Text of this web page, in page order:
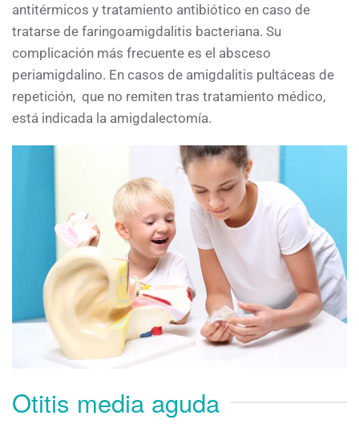
antitérmicos y tratamiento antibiótico en caso de
tratarse de faringoamigdalitis bacteriana. Su
complicación más frecuente es el absceso
periamigdalino. En casos de amigdalitis pultáceas de
repetición, que no remiten tras tratamiento médico,
está indicada la amigdalectomía.
Otitis media aguda